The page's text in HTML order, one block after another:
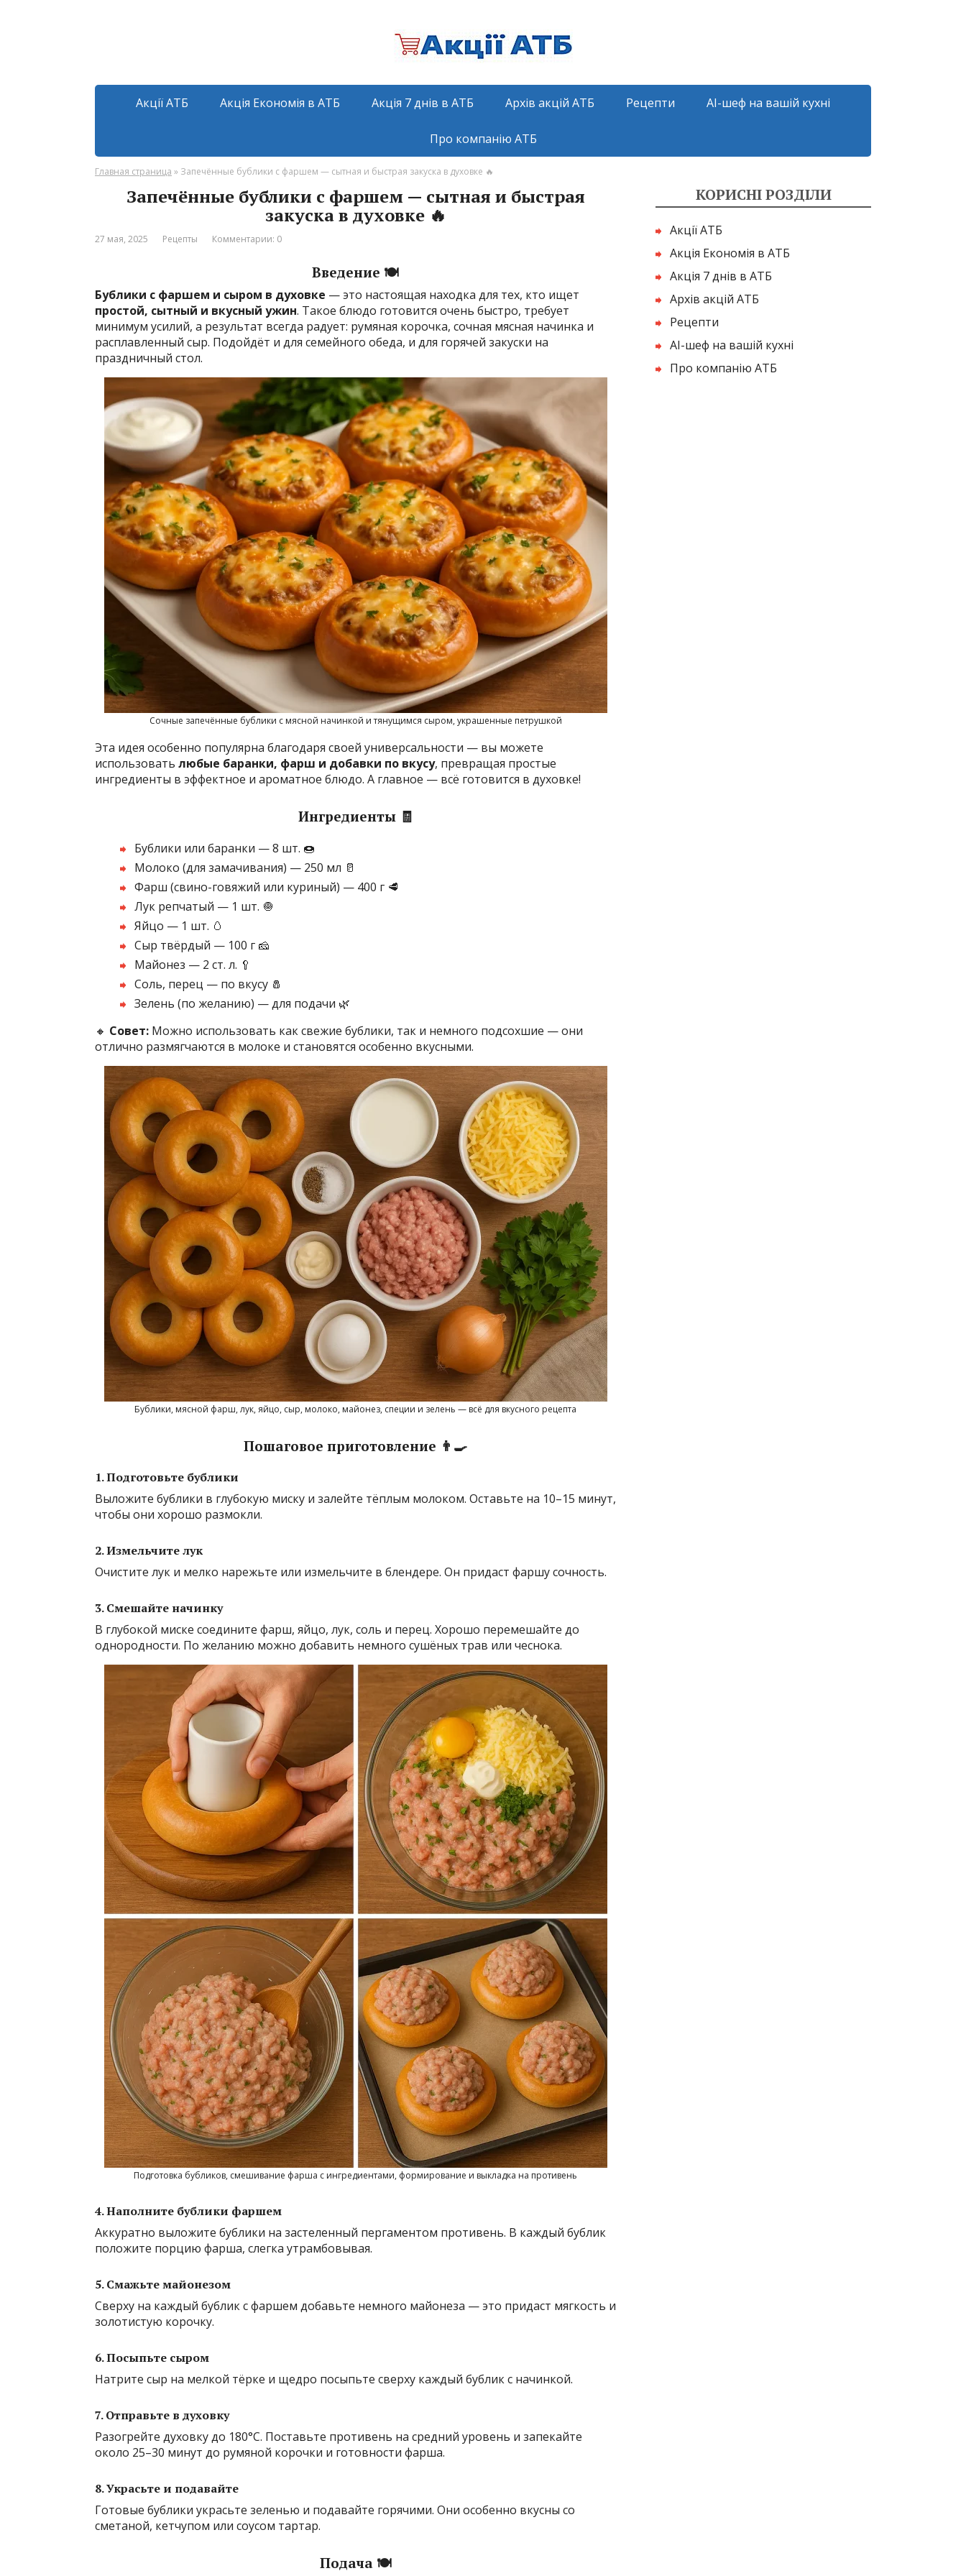
Акції АТБ Акція Економія в АТБ Акція 7 днів в АТБ Архів акцій АТБ Рецепти AI-шеф на вашій кухні
Про компанію АТБ
Главная страница » Запечённые бублики с фаршем — сытная и быстрая закуска в духовке 🔥
Запечённые бублики с фаршем — сытная и быстрая
закуска в духовке 🔥
27 мая, 2025 Рецепты Комментарии: 0
Введение 🍽️
Бублики с фаршем и сыром в духовке — это настоящая находка для тех, кто ищет
простой, сытный и вкусный ужин. Такое блюдо готовится очень быстро, требует
минимум усилий, а результат всегда радует: румяная корочка, сочная мясная начинка и
расплавленный сыр. Подойдёт и для семейного обеда, и для горячей закуски на
праздничный стол.
Сочные запечённые бублики с мясной начинкой и тянущимся сыром, украшенные петрушкой
Эта идея особенно популярна благодаря своей универсальности — вы можете
использовать любые баранки, фарш и добавки по вкусу, превращая простые
ингредиенты в эффектное и ароматное блюдо. А главное — всё готовится в духовке!
Ингредиенты 🧾
Бублики или баранки — 8 шт. 🍩
Молоко (для замачивания) — 250 мл 🥛
Фарш (свино-говяжий или куриный) — 400 г 🥩
Лук репчатый — 1 шт. 🧅
Яйцо — 1 шт. 🥚
Сыр твёрдый — 100 г 🧀
Майонез — 2 ст. л. 🥄
Соль, перец — по вкусу 🧂
Зелень (по желанию) — для подачи 🌿
🔸 Совет: Можно использовать как свежие бублики, так и немного подсохшие — они
отлично размягчаются в молоке и становятся особенно вкусными.
Бублики, мясной фарш, лук, яйцо, сыр, молоко, майонез, специи и зелень — всё для вкусного рецепта
Пошаговое приготовление 👨‍🍳
1. Подготовьте бублики
Выложите бублики в глубокую миску и залейте тёплым молоком. Оставьте на 10–15 минут,
чтобы они хорошо размокли.
2. Измельчите лук
Очистите лук и мелко нарежьте или измельчите в блендере. Он придаст фаршу сочность.
3. Смешайте начинку
В глубокой миске соедините фарш, яйцо, лук, соль и перец. Хорошо перемешайте до
однородности. По желанию можно добавить немного сушёных трав или чеснока.
Подготовка бубликов, смешивание фарша с ингредиентами, формирование и выкладка на противень
4. Наполните бублики фаршем
Аккуратно выложите бублики на застеленный пергаментом противень. В каждый бублик
положите порцию фарша, слегка утрамбовывая.
5. Смажьте майонезом
Сверху на каждый бублик с фаршем добавьте немного майонеза — это придаст мягкость и
золотистую корочку.
6. Посыпьте сыром
Натрите сыр на мелкой тёрке и щедро посыпьте сверху каждый бублик с начинкой.
7. Отправьте в духовку
Разогрейте духовку до 180°C. Поставьте противень на средний уровень и запекайте
около 25–30 минут до румяной корочки и готовности фарша.
8. Украсьте и подавайте
Готовые бублики украсьте зеленью и подавайте горячими. Они особенно вкусны со
сметаной, кетчупом или соусом тартар.
Подача 🍽️
КОРИСНІ РОЗДІЛИ
Акції АТБ
Акція Економія в АТБ
Акція 7 днів в АТБ
Архів акцій АТБ
Рецепти
AI-шеф на вашій кухні
Про компанію АТБ